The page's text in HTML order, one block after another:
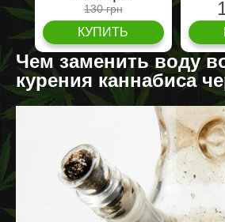
130 грн
КУПИТЬ
Чем заменить воду
курения каннабиса